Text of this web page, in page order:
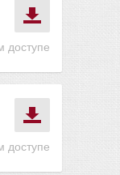
доступе
доступе